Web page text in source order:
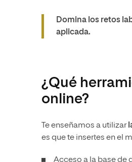
Domina los retos
aplicada.
¿Qué
online?
Te enseñamos a utilizar
es que te insertes en el
Acceso a la base de